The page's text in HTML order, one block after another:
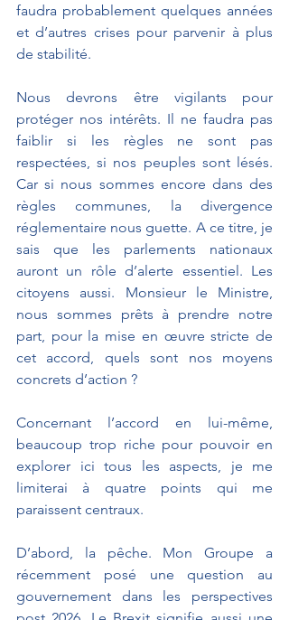
faudra probablement quelques années
et d’autres crises pour parvenir à plus
de stabilité.
Nous devrons être vigilants pour
protéger nos intérêts. Il ne faudra pas
faiblir si les règles ne sont pas
respectées, si nos peuples sont lésés.
Car si nous sommes encore dans des
règles communes, la divergence
réglementaire nous guette. A ce titre, je
sais que les parlements nationaux
auront un rôle d’alerte essentiel. Les
citoyens aussi. Monsieur le Ministre,
nous sommes prêts à prendre notre
part, pour la mise en œuvre stricte de
cet accord, quels sont nos moyens
concrets d’action ?
Concernant l’accord en lui-même,
beaucoup trop riche pour pouvoir en
explorer ici tous les aspects, je me
limiterai à quatre points qui me
paraissent centraux.
D’abord, la pêche. Mon Groupe a
récemment posé une question au
gouvernement dans les perspectives